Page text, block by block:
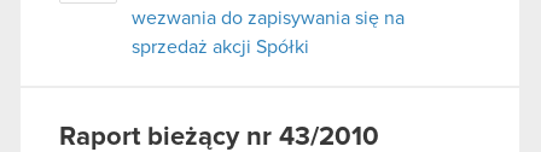
wezwania do zapisywania się na
sprzedaż akcji Spółki
Raport bieżący nr 43/2010